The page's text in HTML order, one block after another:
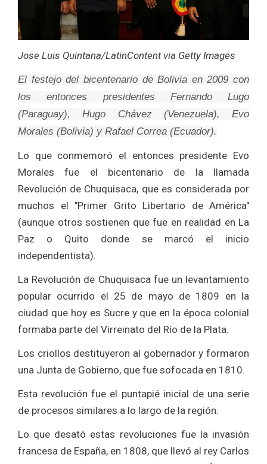
Jose Luis Quintana/LatinContent via Getty Images
El festejo del bicentenario de Bolivia en 2009 con
los entonces presidentes Fernando Lugo
(Paraguay), Hugo Chávez (Venezuela), Evo
Morales (Bolivia) y Rafael Correa (Ecuador).
Lo que conmemoró el entonces presidente Evo
Morales fue el bicentenario de la llamada
Revolución de Chuquisaca, que es considerada por
muchos el "Primer Grito Libertario de América"
(aunque otros sostienen que fue en realidad en La
Paz o Quito donde se marcó el inicio
independentista).
La Revolución de Chuquisaca fue un levantamiento
popular ocurrido el 25 de mayo de 1809 en la
ciudad que hoy es Sucre y que en la época colonial
formaba parte del Virreinato del Río de la Plata.
Los criollos destituyeron al gobernador y formaron
una Junta de Gobierno, que fue sofocada en 1810.
Esta revolución fue el puntapié inicial de una serie
de procesos similares a lo largo de la región.
Lo que desató estas revoluciones fue la invasión
francesa de España, en 1808, que llevó al rey Carlos